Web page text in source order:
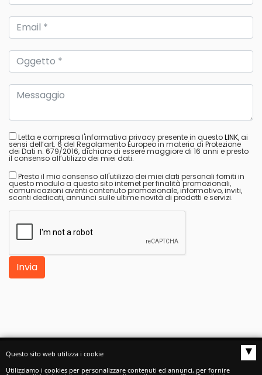
Letta e compresa l'informativa privacy presente in questoLINK, ai
sensi dell’art. 6 del Regolamento Europeo in materia di Protezione
dei Dati n. 679/2016, dichiaro di essere maggiore di 16 anni e presto
il consenso all’utilizzo dei miei dati.
Presto il mio consenso all'utilizzo dei miei dati personali forniti in
questo modulo a questo sito internet per finalità promozionali,
comunicazioni aventi contenuto promozionale, informativo, inviti,
sconti dedicati, annunci sulle ultime novità di prodotti e servizi.
Invia
Autoscuole buono S.a.s.di Buono Claudio e C. -
Questo sito web utilizza i cookie ▴
Utilizziamo i cookies per personalizzare contenuti ed annunci, per fornire